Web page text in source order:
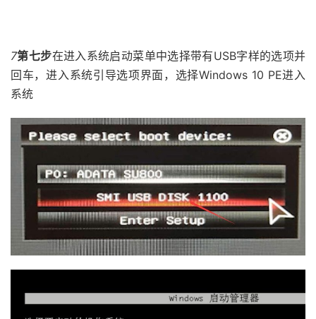
7第七步在进入系统启动菜单中选择带有USB字样的选项并
回车，进入系统引导选项界面，选择Windows 10 PE进入
系统